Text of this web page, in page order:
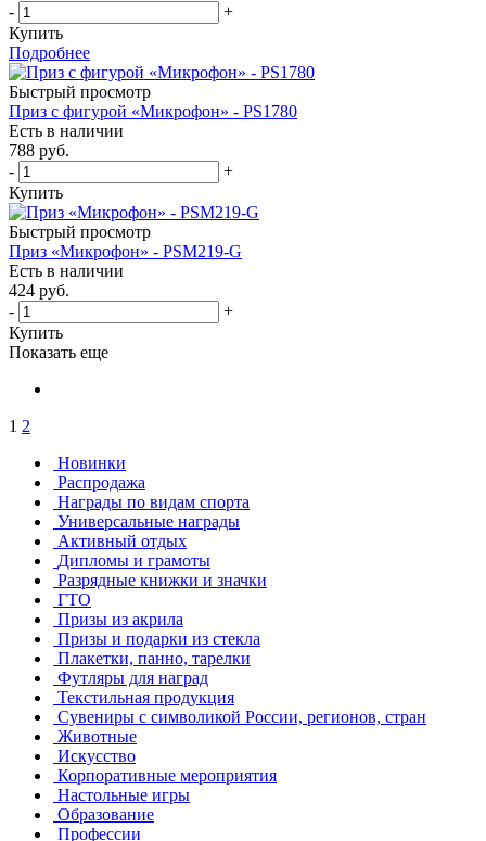
-
+
Купить
Подробнее
Быстрый просмотр
Приз с фигурой «Микрофон» - PS1780
Есть в наличии
788 руб.
-
+
Купить
Быстрый просмотр
Приз «Микрофон» - PSM219-G
Есть в наличии
424 руб.
-
+
Купить
Показать еще
1 2
Новинки
Распродажа
Награды по видам спорта
Универсальные награды
Активный отдых
Дипломы и грамоты
Разрядные книжки и значки
ГТО
Призы из акрила
Призы и подарки из стекла
Плакетки, панно, тарелки
Футляры для наград
Текстильная продукция
Сувениры с символикой России, регионов, стран
Животные
Искусство
Корпоративные мероприятия
Настольные игры
Образование
Профессии